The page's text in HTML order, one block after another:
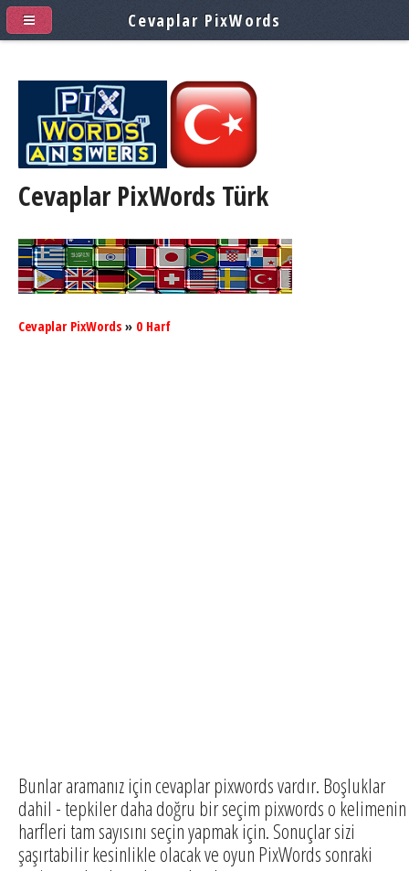
Cevaplar PixWords Türk
Cevaplar PixWords » 0 Harf
Bunlar aramanız için cevaplar pixwords vardır. Boşluklar
dahil - tepkiler daha doğru bir seçim pixwords o kelimenin
harfleri tam sayısını seçin yapmak için. Sonuçlar sizi
şaşırtabilir kesinlikle olacak ve oyun PixWords sonraki
Cevaplar PixWords